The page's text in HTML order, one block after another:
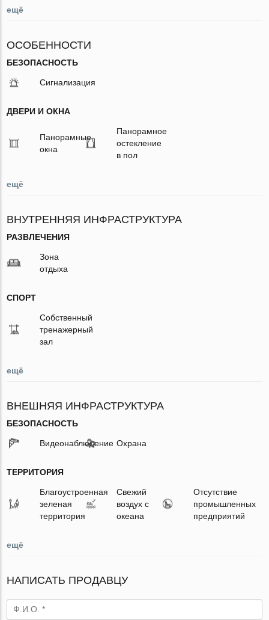
ещё
ОСОБЕННОСТИ
БЕЗОПАСНОСТЬ
Сигнализация
ДВЕРИ И ОКНА
Панорамные
окна
Панорамное
остекление
в пол
ещё
ВНУТРЕННЯЯ ИНФРАСТРУКТУРА
РАЗВЛЕЧЕНИЯ
Зона
отдыха
СПОРТ
Собственный
тренажерный
зал
ещё
ВНЕШНЯЯ ИНФРАСТРУКТУРА
БЕЗОПАСНОСТЬ
Видеонаблюдение Охрана
ТЕРРИТОРИЯ
Благоустроенная
зеленая
территория
Свежий
воздух с
океана
Отсутствие
промышленных
предприятий
ещё
НАПИСАТЬ ПРОДАВЦУ